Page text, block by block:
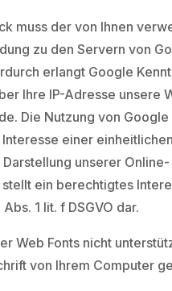
muss der von Ihnen
zu den Servern von
erlangt Google
Ihre IP-Adresse unsere
Die Nutzung von Google
einer
unserer Online-
ein berechtigtes
1 lit. f DSGVO dar.
Web Fonts nicht
von Ihrem Computer